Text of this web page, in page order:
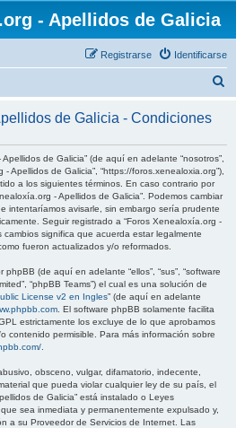
- Apellidos de Galicia
Identificarse
Registrarse
c
de Galicia - Condiciones
de Galicia” (de aquí en adelante “nosotros”,
- Apellidos de Galicia”, “https://foros.xenealoxia.org”),
a los siguientes términos. En caso contrario por
- Apellidos de Galicia”. Podemos cambiar
intentaríamos avisarle, sin embargo sería prudente
Seguir registrado a “Foros Xenealoxía.org -
significa que acuerda estar legalmente
fueron actualizados y/o reformados.
(de aquí en adelante “ellos”, “sus”, “software
“phpBB Teams”) el cual es una solución de
License v2 en Ingles” (de aquí en adelante
. El software phpBB solamente facilita
estrictamente los excluye de lo que aprobamos
contenido permisible. Para más información sobre
obsceno, vulgar, difamatorio, indecente,
que pueda violar cualquier ley de su país, el
de Galicia” está instalado o Leyes
sea inmediata y permanentemente expulsado y,
a su Proveedor de Servicios de Internet. Las